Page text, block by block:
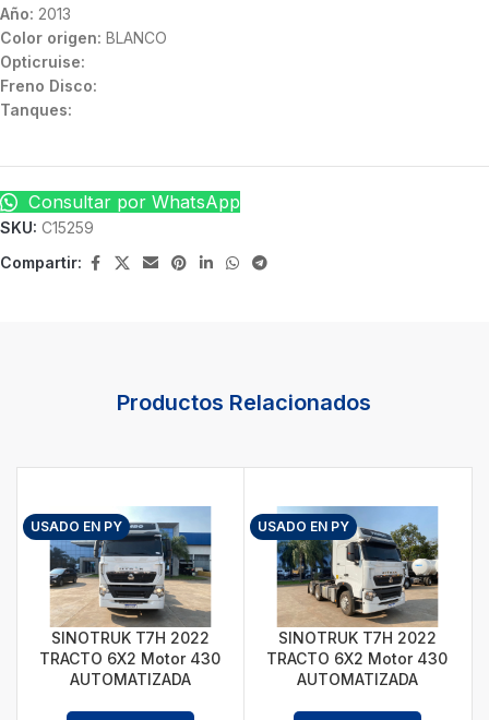
Año: 2013
Color origen: BLANCO
Opticruise:
Freno Disco:
Tanques:
Consultar por WhatsApp
SKU: C15259
Compartir:
Productos Relacionados
USADO EN PY
SINOTRUK T7H 2022
TRACTO 6X2 Motor 430
AUTOMATIZADA
USADO EN PY
SINOTRUK T7H 2022
TRACTO 6X2 Motor 430
AUTOMATIZADA